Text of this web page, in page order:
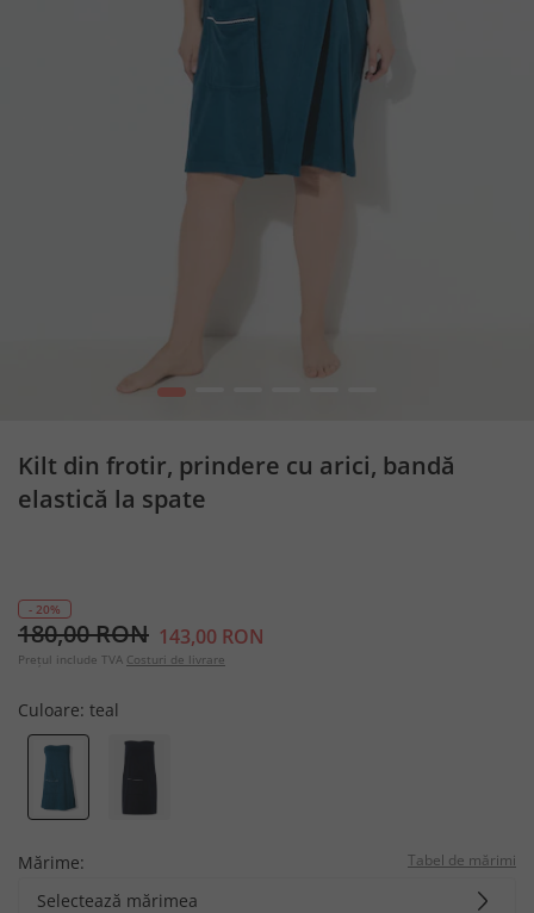
1
Kilt din frotir, prindere cu arici, bandă
elastică la spate
- 20%
180,00 RON 143,00 RON
Prețul include TVA Costuri de livrare
Culoare: teal
Mărime: Tabel de mărimi
Selectează mărimea